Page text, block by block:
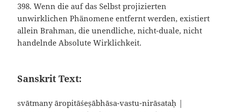
398. Wenn die auf das Selbst projizierten
unwirklichen Phänomene entfernt werden, existiert
allein Brahman, die unendliche, nicht-duale, nicht
handelnde Absolute Wirklichkeit.
Sanskrit Text:
svātmany āropitāśeṣābhāsa-vastu-nirāsataḥ |